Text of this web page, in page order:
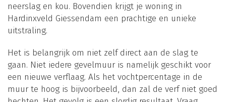
neerslag en kou. Bovendien krijgt je woning in
Hardinxveld Giessendam een prachtige en unieke
uitstraling.
Het is belangrijk om niet zelf direct aan de slag te
gaan. Niet iedere gevelmuur is namelijk geschikt voor
een nieuwe verflaag. Als het vochtpercentage in de
muur te hoog is bijvoorbeeld, dan zal de verf niet goed